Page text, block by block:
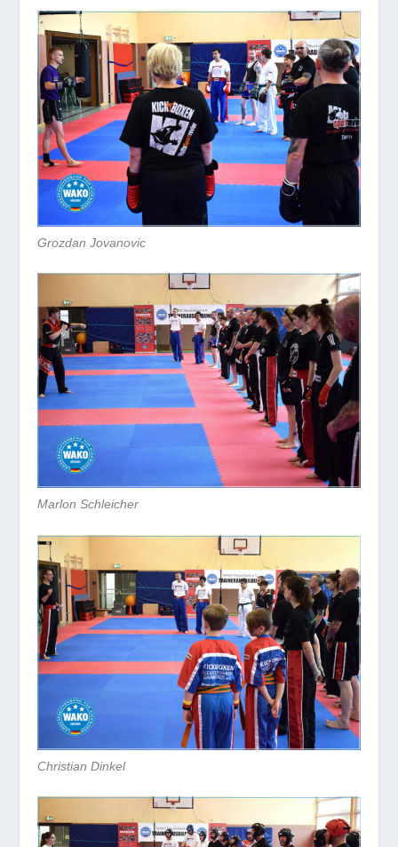
Grozdan Jovanovic
Marlon Schleicher
Christian Dinkel